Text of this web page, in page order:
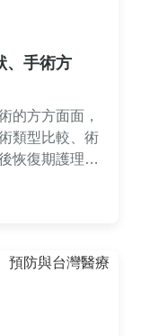
、手術方
的方方面面，
類型比較、術
恢復期護理和
決策。